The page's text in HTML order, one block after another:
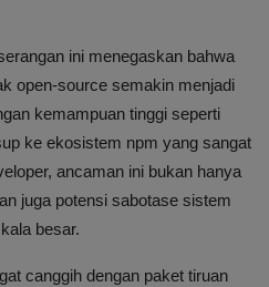
ini menegaskan bahwa
open-source semakin menjadi
kemampuan tinggi seperti
ke ekosistem npm yang sangat
ancaman ini bukan hanya
juga potensi sabotase sistem
besar.
canggih dengan paket tiruan